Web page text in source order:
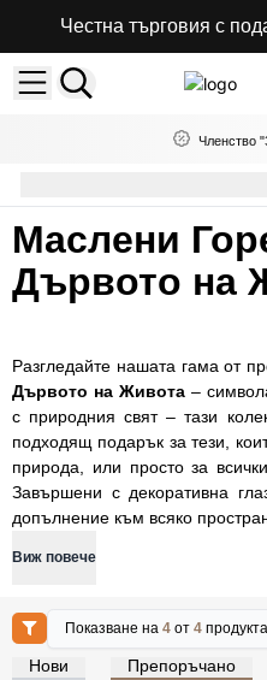
Честна търговия с
Членство
Маслени
Дървото на
Разгледайте нашата гама от
Дървото на Живота –
с природния свят – тази
подходящ подарък за тези,
природа, или просто за
Завършени с декоративна
допълнение към всяко
Виж повече
Показване на4 от4 продукта
Нови Препоръчано
Влезте за цени на едро